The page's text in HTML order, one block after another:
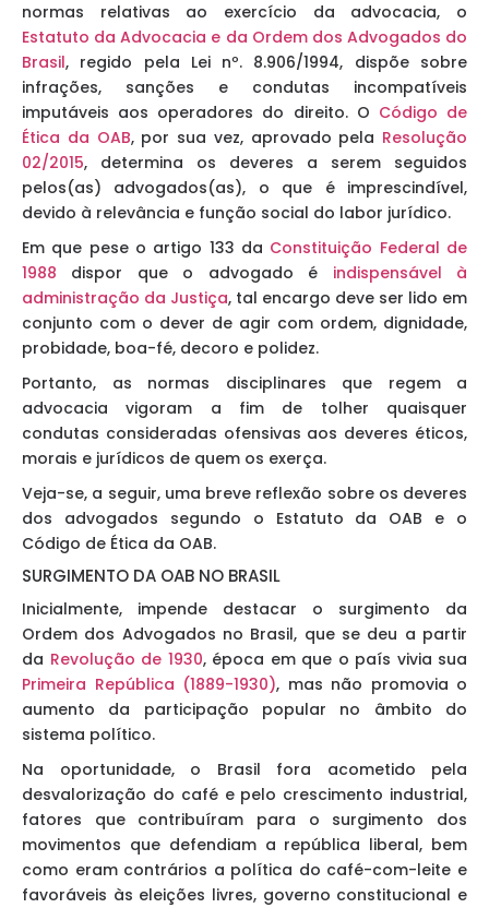
normas relativas ao exercício da advocacia, o
Estatuto da Advocacia e da Ordem dos Advogados do
Brasil, regido pela Lei nº. 8.906/1994, dispõe sobre
infrações, sanções e condutas incompatíveis
imputáveis aos operadores do direito. O Código de
Ética da OAB, por sua vez, aprovado pela Resolução
02/2015, determina os deveres a serem seguidos
pelos(as) advogados(as), o que é imprescindível,
devido à relevância e função social do labor jurídico.
Em que pese o artigo 133 da Constituição Federal de
1988 dispor que o advogado é indispensável à
administração da Justiça, tal encargo deve ser lido em
conjunto com o dever de agir com ordem, dignidade,
probidade, boa-fé, decoro e polidez.
Portanto, as normas disciplinares que regem a
advocacia vigoram a fim de tolher quaisquer
condutas consideradas ofensivas aos deveres éticos,
morais e jurídicos de quem os exerça.
Veja-se, a seguir, uma breve reflexão sobre os deveres
dos advogados segundo o Estatuto da OAB e o
Código de Ética da OAB.
SURGIMENTO DA OAB NO BRASIL
Inicialmente, impende destacar o surgimento da
Ordem dos Advogados no Brasil, que se deu a partir
da Revolução de 1930, época em que o país vivia sua
Primeira República (1889-1930), mas não promovia o
aumento da participação popular no âmbito do
sistema político.
Na oportunidade, o Brasil fora acometido pela
desvalorização do café e pelo crescimento industrial,
fatores que contribuíram para o surgimento dos
movimentos que defendiam a república liberal, bem
como eram contrários a política do café-com-leite e
favoráveis às eleições livres, governo constitucional e